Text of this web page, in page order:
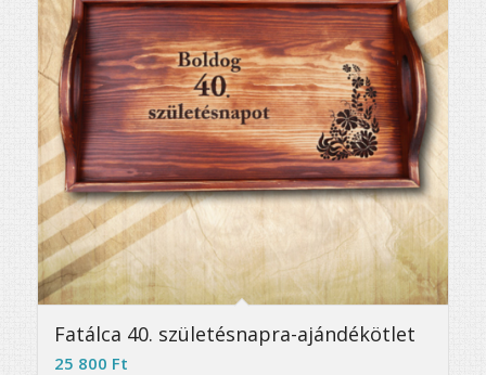
Fatálca 40. születésnapra-ajándékötlet
25 800 Ft